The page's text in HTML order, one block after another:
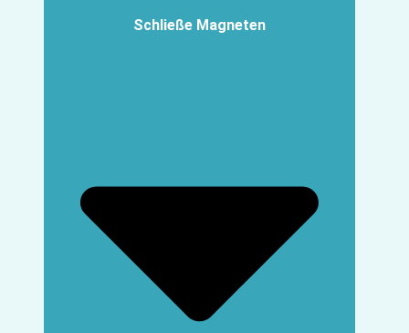
Schließe Magneten